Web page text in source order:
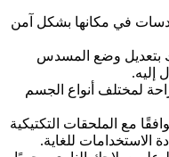
في مكانها بشكل آمن
بتعديل وضع المسدس
إليه.
لمختلف أنواع الجسم
مع الملحقات التكتيكية
الاستخدامات للغاية.